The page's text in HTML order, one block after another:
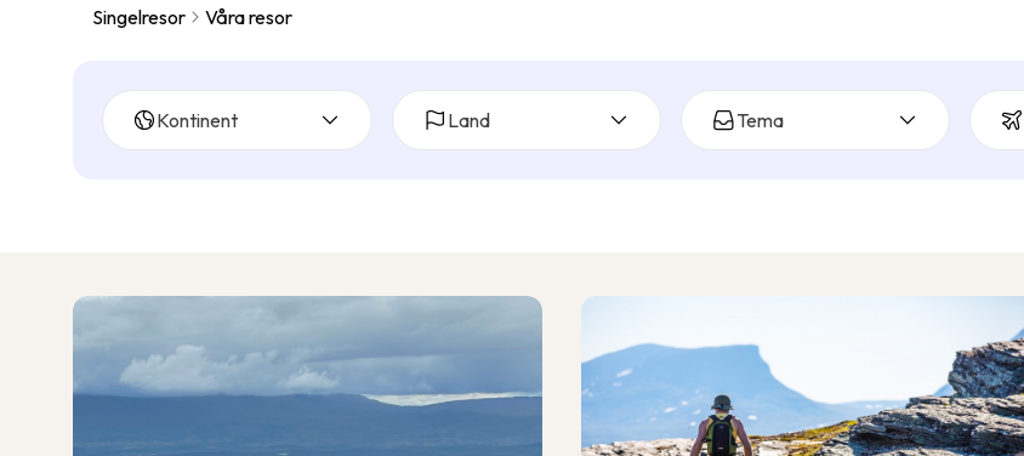
Singelresor Våra resor
Kontinent Land Tema